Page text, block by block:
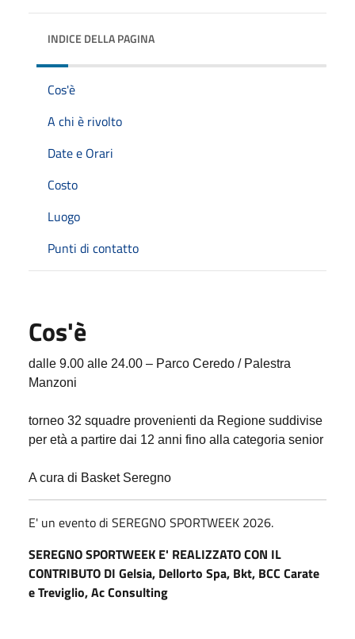
INDICE DELLA PAGINA
Cos'è
A chi è rivolto
Date e Orari
Costo
Luogo
Punti di contatto
Cos'è
dalle 9.00 alle 24.00 – Parco Ceredo / Palestra
Manzoni
torneo 32 squadre provenienti da Regione suddivise
per età a partire dai 12 anni fino alla categoria senior
A cura di Basket Seregno
E' un evento di SEREGNO SPORTWEEK 2026.
SEREGNO SPORTWEEK E' REALIZZATO CON IL
CONTRIBUTO DI Gelsia, Dellorto Spa, Bkt, BCC Carate
e Treviglio, Ac Consulting